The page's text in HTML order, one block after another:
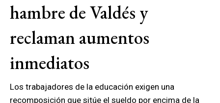
hambre de Valdés y
reclaman aumentos
inmediatos
Los trabajadores de la educación exigen una
recomposición que sitúe el sueldo por encima de la